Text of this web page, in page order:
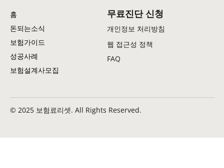
암보험 가입 전 반드시 알아야 할 것: "일본 중입
자 치료는 보험되는데 NK 세포 치료는 왜 안 될
까?"
무료진단 신청
개인정보 처리방침
FAQ
웹 접근성 정책
홈
돈되는소식
보험가이드
성공사례
보험설계사모집
© 2025 보험료리셋. All Rights Reserved.